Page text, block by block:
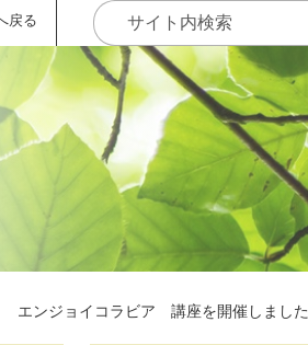
戻る
エンジョイコラビア 講座を開催しました